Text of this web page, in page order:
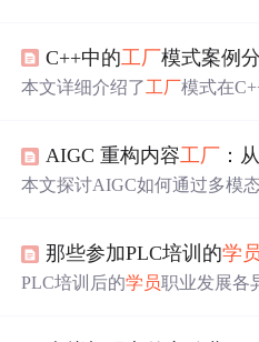
运作、库存管理和看板系统应
率和精益管理水平。
C++中的工厂模式案例
本文详细介绍了工厂模式在
点，旨在帮助读者理解如何
代码的可维护性和可扩展性。
AIGC 重构内容工厂 ：
本文探讨AIGC如何通过多模
协同，推动内容工厂效率提升
的智能生产新生态。
那些参加PLC培训的学
PLC培训后的学员职业发展各